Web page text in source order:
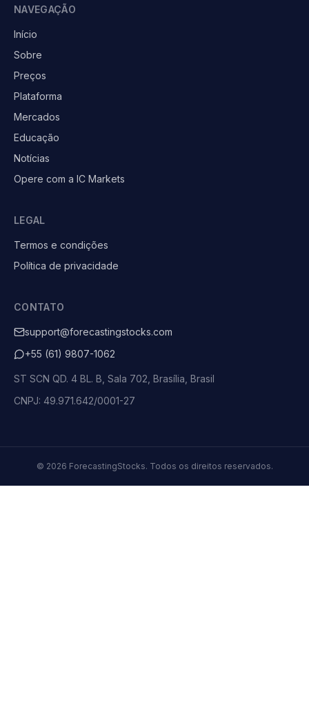
NAVEGAÇÃO
Início
Sobre
Preços
Plataforma
Mercados
Educação
Notícias
Opere com a IC Markets
LEGAL
Termos e condições
Política de privacidade
CONTATO
support@forecastingstocks.com
+55 (61) 9807-1062
ST SCN QD. 4 BL. B, Sala 702, Brasília, Brasil
CNPJ: 49.971.642/0001-27
© 2026 ForecastingStocks. Todos os direitos reservados.